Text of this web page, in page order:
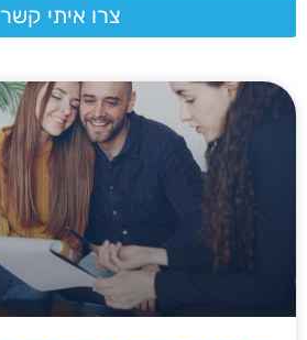
צרו איתי קשר